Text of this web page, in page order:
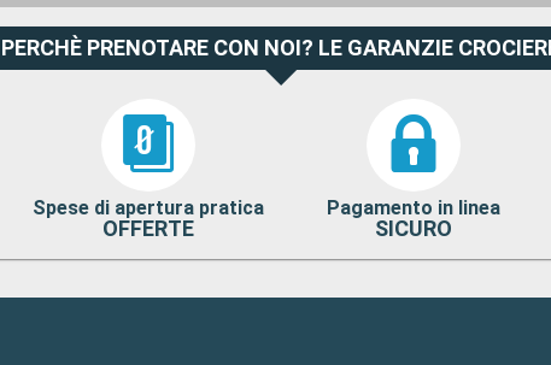
PERCHÈ PRENOTARE CON NOI? LE GARANZIE
Spese di apertura pratica
OFFERTE
Pagamento in linea
SICURO